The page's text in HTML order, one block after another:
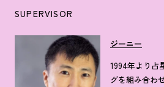
SUPERVISOR
ジーニー
1994年より占
グを組み合わ